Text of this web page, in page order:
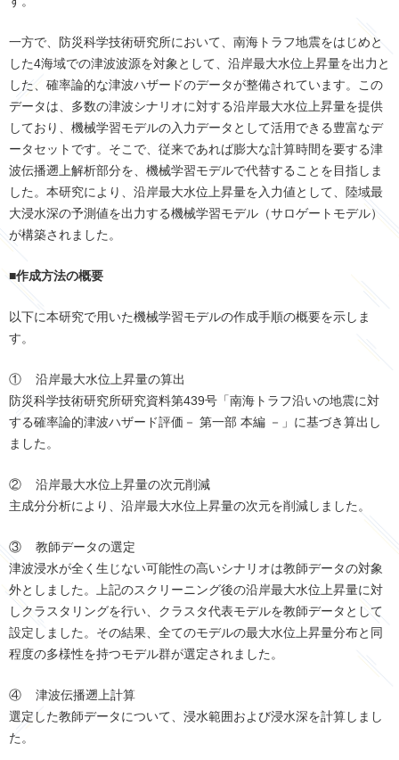
一方で、防災科学技術研究所において、南海トラフ地震をはじめと
した4海域での津波波源を対象として、沿岸最大水位上昇量を出力と
した、確率論的な津波ハザードのデータが整備されています。この
データは、多数の津波シナリオに対する沿岸最大水位上昇量を提供
しており、機械学習モデルの入力データとして活用できる豊富なデ
ータセットです。そこで、従来であれば膨大な計算時間を要する津
波伝播遡上解析部分を、機械学習モデルで代替することを目指しま
した。本研究により、沿岸最大水位上昇量を入力値として、陸域最
大浸水深の予測値を出力する機械学習モデル（サロゲートモデル）
が構築されました。
■作成方法の概要
以下に本研究で用いた機械学習モデルの作成手順の概要を示しま
す。
① 沿岸最大水位上昇量の算出
防災科学技術研究所研究資料第439号「南海トラフ沿いの地震に対
する確率論的津波ハザード評価－ 第一部 本編 －」に基づき算出し
ました。
② 沿岸最大水位上昇量の次元削減
主成分分析により、沿岸最大水位上昇量の次元を削減しました。
③ 教師データの選定
津波浸水が全く生じない可能性の高いシナリオは教師データの対象
外としました。上記のスクリーニング後の沿岸最大水位上昇量に対
しクラスタリングを行い、クラスタ代表モデルを教師データとして
設定しました。その結果、全てのモデルの最大水位上昇量分布と同
程度の多様性を持つモデル群が選定されました。
④ 津波伝播遡上計算
選定した教師データについて、浸水範囲および浸水深を計算しまし
た。